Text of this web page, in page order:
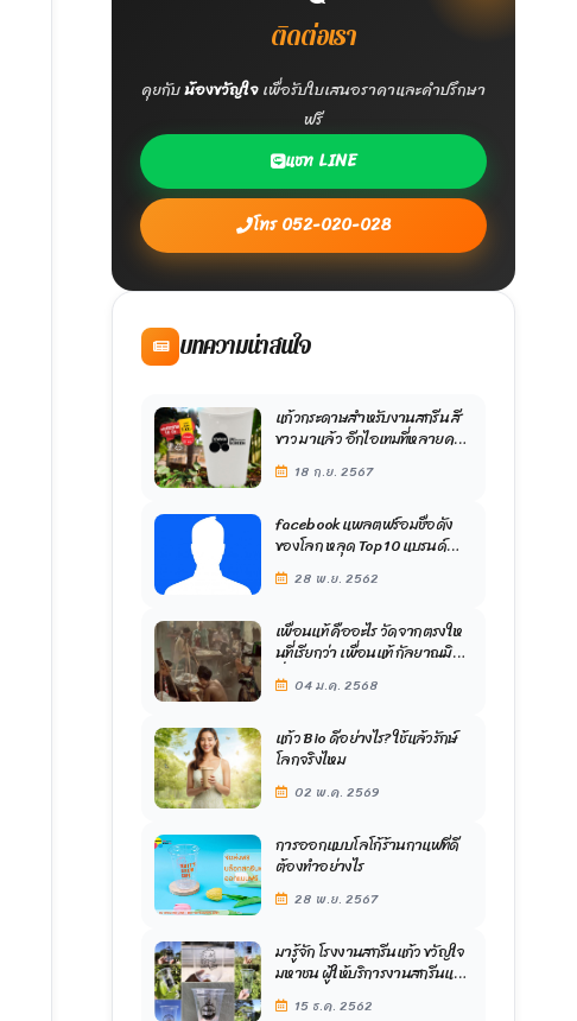
ติดต่อเรา
คุยกับน้องขวัญใจเพื่อรับใบเสนอราคาและคำปรึกษา
ฟรี
แชท LINE
โทร 052-020-028
บทความน่าสนใจ
แก้วกระดาษสำหรับงานสกรีน สี
ขาว มาแล้ว อีกไอเทมที่หลายคน
สอบถามเข้ามา
18 ก.ย. 2567
facebook แพลตฟร์อมชื่อดัง
ของโลก หลุด Top 10 แบรนด์
มูลค่าสูงสุดของโลก
28 พ.ย. 2562
เพื่อนแท้ คืออะไร วัดจากตรงให
นที่เรียกว่า เพื่อนแท้ กัลยาณมิตร
ที่จริงใจ04 ม.ค. 2568
แก้ว Bio ดีอย่างไร? ใช้แล้วรักษ์
โลกจริงไหม
02 พ.ค. 2569
การออกแบบโลโก้ร้านกาแฟที่ดี
ต้องทำอย่างไร
28 พ.ย. 2567
มารู้จัก โรงงานสกรีนแก้ว ขวัญใจ
มหาชน ผู้ให้บริการงานสกรีนแบบ
ครบวงจร ด้วยระบบโรงงานทัน
15 ธ.ค. 2562